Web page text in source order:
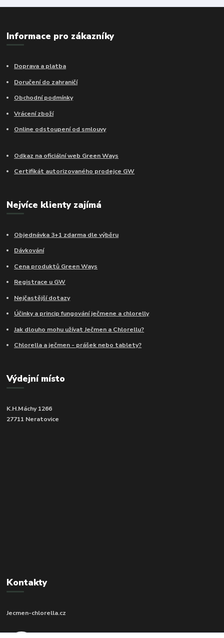
Informace pro zákazníky
Doprava a platba
Doručení do zahraničí
Obchodní podmínky
Vrácení zboží
Online odstoupení od smlouvy
Odkaz na oficiální web Green Ways
Certifikát autorizovaného prodejce GW
Nejvíce klienty zajímá
Objednávka 3+1 zdarma dle výběru
Dávkování
Cena produktů Green Ways
Registrace u GW
Nejčastější dotazy
Účinky a princip fungování ječmene a chlorelly
Jak dlouho mohu užívat Ječmen a Chlorellu?
Chlorella a ječmen - prášek nebo tablety?
Výdejní místo
K.H.Máchy 1266
27711 Neratovice
Kontakty
Jecmen-chlorella.cz